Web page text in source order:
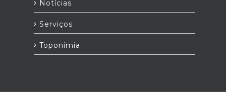
Notícias
Serviços
Toponímia